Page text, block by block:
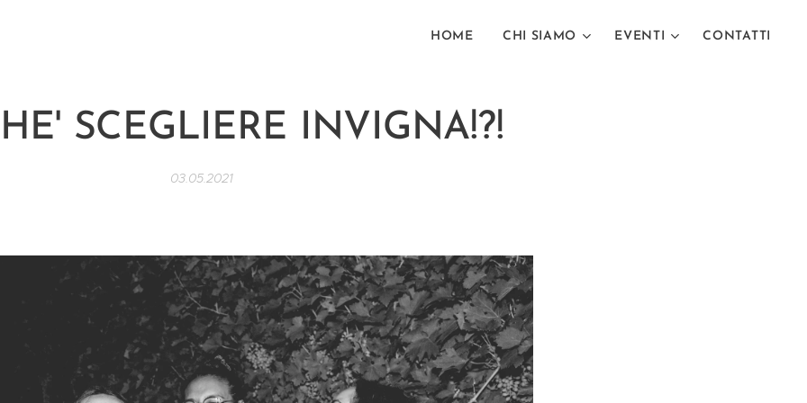
HOME CHI SIAMO EVENTI CONTATTI
SCEGLIERE INVIGNA!?!
03.05.2021